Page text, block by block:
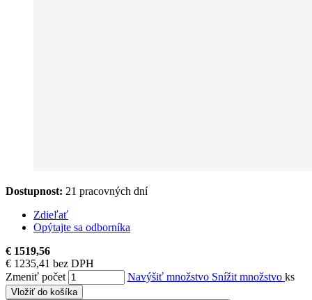
Dostupnost: 21 pracovných dní
Zdieľať
Opýtajte sa odborníka
€ 1519,56
€ 1235,41 bez DPH
Zmeniť počet
Navýšiť množstvo Snížit množstvo ks
Vložiť do košíka